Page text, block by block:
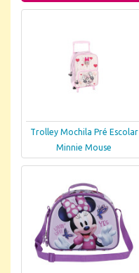
Trolley Mochila Pré Escolar
Minnie Mouse